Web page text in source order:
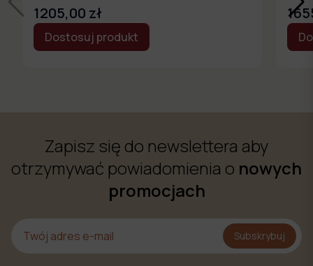
1205,00 zł
Dostosuj produkt
Zapisz się do newslettera aby
otrzymywać powiadomienia o nowych
promocjach
Subskrybuj